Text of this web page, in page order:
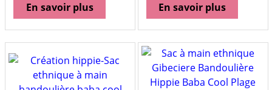
En savoir plus En savoir plus